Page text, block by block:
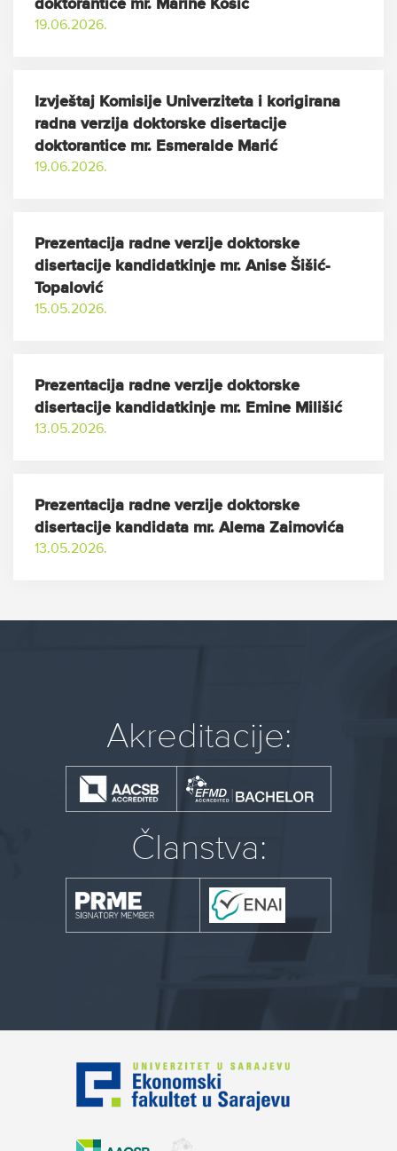
doktorantice mr. Marine Kosić
19.06.2026.
Izvještaj Komisije Univerziteta i korigirana
radna verzija doktorske disertacije
doktorantice mr. Esmeralde Marić
19.06.2026.
Prezentacija radne verzije doktorske
disertacije kandidatkinje mr. Anise Šišić-
Topalović
15.05.2026.
Prezentacija radne verzije doktorske
disertacije kandidatkinje mr. Emine Milišić
13.05.2026.
Prezentacija radne verzije doktorske
disertacije kandidata mr. Alema Zaimovića
13.05.2026.
Akreditacije:
Članstva: